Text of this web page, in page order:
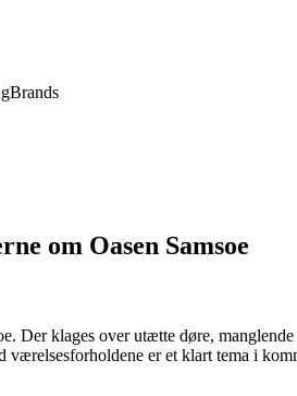
Brands
om Oasen Samsoe
Der klages over utætte døre,
er et klart tema i